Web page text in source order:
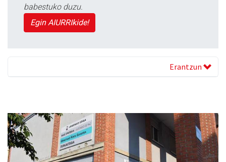
babestuko duzu.
Egin AIURRIkide!
Erantzun